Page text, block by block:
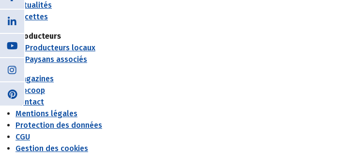
Actualités
Recettes
Producteurs
Producteurs locaux
Paysans associés
Magazines
Biocoop
Contact
Mentions légales
Protection des données
CGU
Gestion des cookies